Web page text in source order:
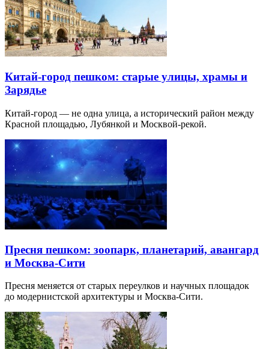
Китай-город пешком: старые улицы, храмы и
Зарядье
Китай-город — не одна улица, а исторический район между
Красной площадью, Лубянкой и Москвой-рекой.
Пресня пешком: зоопарк, планетарий, авангард
и Москва-Сити
Пресня меняется от старых переулков и научных площадок
до модернистской архитектуры и Москва-Сити.